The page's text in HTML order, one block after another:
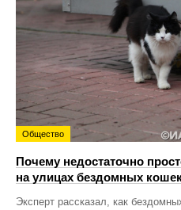
Общество
Почему недостаточно
на улицах бездомных
Эксперт рассказал, как